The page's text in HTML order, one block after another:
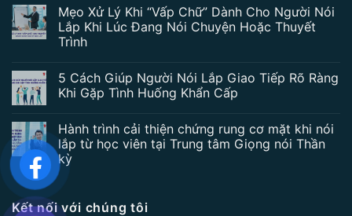
Mẹo Xử Lý Khi “Vấp Chữ” Dành Cho Người Nói
Lắp Khi Lúc Đang Nói Chuyện Hoặc Thuyết
Trình
5 Cách Giúp Người Nói Lắp Giao Tiếp Rõ Ràng
Khi Gặp Tình Huống Khẩn Cấp
Hành trình cải thiện chứng rung cơ mặt khi nói
lắp từ học viên tại Trung tâm Giọng nói Thần
kỳ
Kết nối với chúng tôi